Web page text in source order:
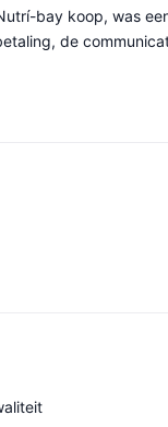
bay koop, was
de